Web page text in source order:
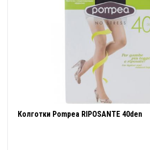
Колготки Pompea RIPOSANTE 40den